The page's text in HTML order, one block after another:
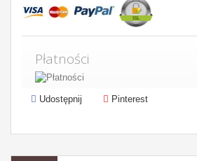
Płatności
Udostępnij Pinterest